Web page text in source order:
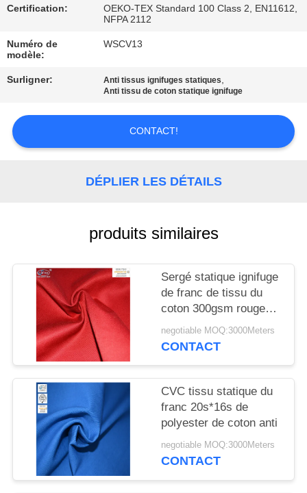
NOUS
DEMANDEZ
UNE
CITATION
PRIVACY
POLICY
Certification:
OEKO-TEX Standard 100 Class 2, EN11612,
NFPA 2112
Numéro de
modèle:
WSCV13
Surligner: Anti tissus ignifuges statiques,
Anti tissu de coton statique ignifuge
CONTACT!
DÉPLIER LES DÉTAILS
produits similaires
Sergé statique ignifuge
de franc de tissu du
coton 300gsm rouge
negotiable MOQ:3000Meters
CONTACT
CVC tissu statique du
franc 20s*16s de
polyester de coton anti
negotiable MOQ:3000Meters
CONTACT